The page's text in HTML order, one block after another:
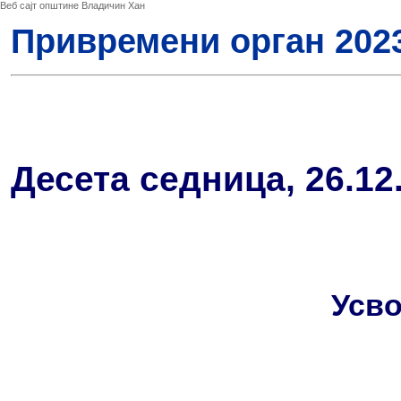
Веб сајт општине Владичин Хан
Привремени орган
Десета седница,